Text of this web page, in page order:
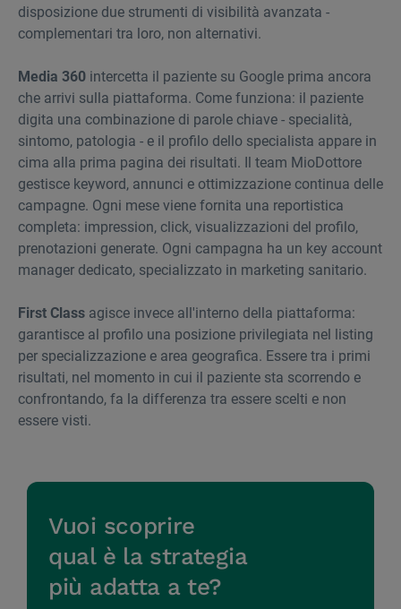
disposizione due strumenti di visibilità avanzata -
complementari tra loro, non alternativi.
Media 360 intercetta il paziente su Google prima ancora
che arrivi sulla piattaforma. Come funziona: il paziente
digita una combinazione di parole chiave - specialità,
sintomo, patologia - e il profilo dello specialista appare in
cima alla prima pagina dei risultati. Il team MioDottore
gestisce keyword, annunci e ottimizzazione continua delle
campagne. Ogni mese viene fornita una reportistica
completa: impression, click, visualizzazioni del profilo,
prenotazioni generate. Ogni campagna ha un key account
manager dedicato, specializzato in marketing sanitario.
First Class agisce invece all'interno della piattaforma:
garantisce al profilo una posizione privilegiata nel listing
per specializzazione e area geografica. Essere tra i primi
risultati, nel momento in cui il paziente sta scorrendo e
confrontando, fa la differenza tra essere scelti e non
essere visti.
Vuoi scoprire
qual è la strategia
più adatta a te?